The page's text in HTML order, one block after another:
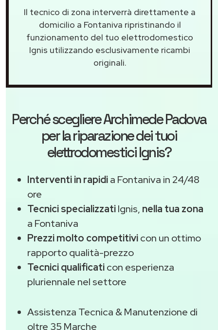
Il tecnico di zona interverrà direttamente a
domicilio a Fontaniva ripristinando il
funzionamento del tuo elettrodomestico
Ignis utilizzando esclusivamente ricambi
originali.
Perché scegliereArchimede Padova
per la riparazione dei tuoi
elettrodomestici Ignis?
Interventi in rapidia Fontaniva in 24/48
ore
Tecnici specializzatiIgnis, nella tua zona
a Fontaniva
Prezzi molto competitivicon un ottimo
rapporto qualità-prezzo
Tecnici qualificaticon esperienza
pluriennale nel settore
Assistenza Tecnica & Manutenzione di
oltre 35 Marche